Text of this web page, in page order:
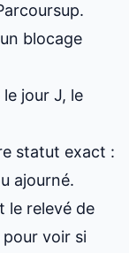
blocage
jour J, le
statut exact :
ajourné.
le relevé de
pour voir si